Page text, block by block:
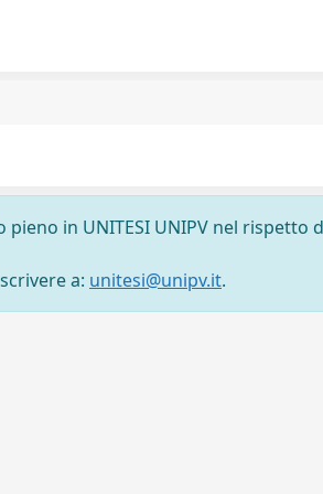
in UNITESI UNIPV nel rispetto
a: unitesi@unipv.it.